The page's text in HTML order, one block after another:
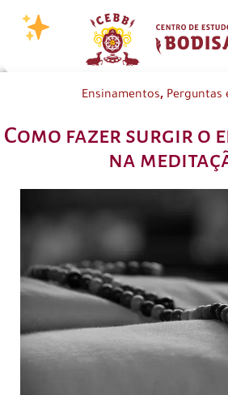
Ensinamentos, Perguntas
Como fazer surgir o
na